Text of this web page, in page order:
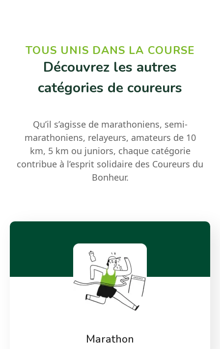
TOUS UNIS DANS LA COURSE
Découvrez les autres
catégories de coureurs
Qu’il s’agisse de marathoniens, semi-
marathoniens, relayeurs, amateurs de 10
km, 5 km ou juniors, chaque catégorie
contribue à l’esprit solidaire des Coureurs du
Bonheur.
Marathon